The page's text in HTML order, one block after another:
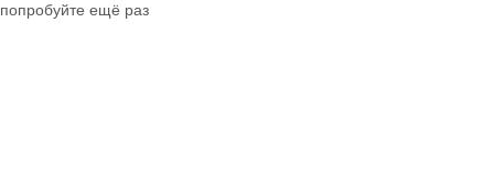
попробуйте ещё раз